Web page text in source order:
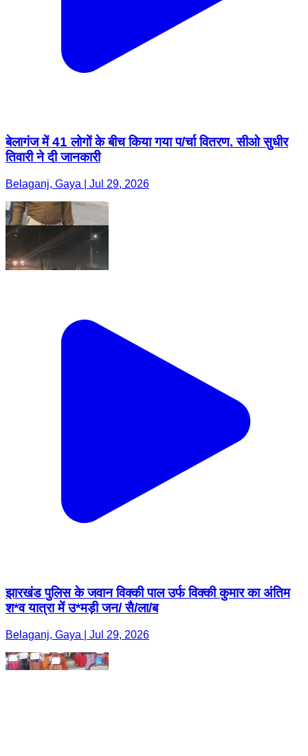
बेलागंज में 41 लोगों के बीच किया गया प/र्चा वितरण. सीओ सुधीर
तिवारी ने दी जानकारी
Belaganj, Gaya | Jul 29, 2026
झारखंड पुलिस के जवान विक्की पाल उर्फ विक्की कुमार का अंतिम
श*व यात्रा में उ*मड़ी जन/ सै/ला/ब
Belaganj, Gaya | Jul 29, 2026